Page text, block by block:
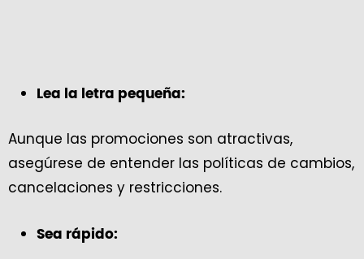
Lea la letra pequeña:
Aunque las promociones son atractivas,
asegúrese de entender las políticas de cambios,
cancelaciones y restricciones.
Sea rápido: